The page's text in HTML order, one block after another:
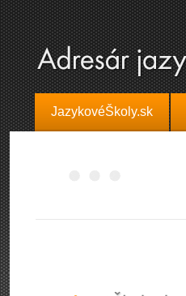
JazykovéŠkoly.sk